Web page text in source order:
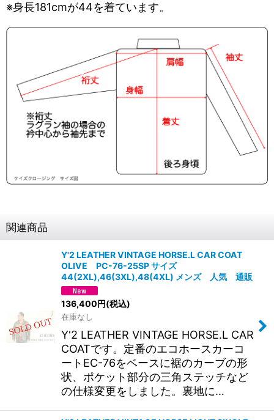
※身長181cmが44を着ています。
関連商品
Y'2 LEATHER VINTAGE HORSE.L CAR COAT
OLIVE PC-76-25SP サイズ
44(2XL),46(3XL),48(4XL) メンズ 人気 通販
136,400円(税込)
在庫なし
Y'2 LEATHER VINTAGE HORSE.L CAR
COATです。定番のエコホースカーコ
ートEC-76をベースに裾のカーブの形
状、ポケット部分の三角ステッチなど
の仕様変更をしました。裏地に…